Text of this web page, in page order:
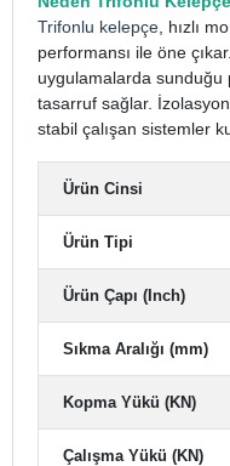
Trifonlu kelepçe , hızlı
performansı ile öne
uygulamalarda sunduğu
tasarruf sağlar.
stabil çalışan sistemler
Ürün Cinsi
Ürün Tipi
Ürün Çapı (Inch)
Sıkma Aralığı (mm)
Kopma Yükü (KN)
Çalışma Yükü (KN)